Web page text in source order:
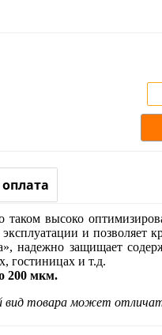
таком высоко
и позволяет
надежно защищает
гостиницах и т.д.
200 мкм.
вид товара может